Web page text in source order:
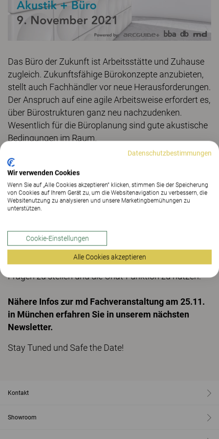
Das Büro der Zukunft ist Arbeitsstätte und Zuhause
zugleich. Zukunftsfähige Bürokonzepte anzubieten,
stellt auch Fachhändler vor neue Herausforderungen.
Der Anspruch auf eine agile Arbeitsweise erfordert es,
über Bürostrukturen ganz neu nachzudenken.
Wesentlich für die Büroplanung sind gute akustische
Bedingungen im Raum.
Am 9. November ab 10.00 Uhr erläutern Experten
unterschiedliche Aspekte für Planung, Ausstattung,
Design und Umsetzung.
Der Vortrag von Anne Engels „Corona und Akustik –
was hat sich geändert?“ beginnt um 16.00 Uhr.
Hier können Sie sich anmelden.
Die Teilnahme an der Live-Übertragung ist kostenlos.
Sie haben die Möglichkeit, nach den Referaten
Fragen zu stellen und die Chat-Funktion zu nutzen.
Nähere Infos zur md Fachveranstaltung am 25.11.
in München erfahren Sie in unserem nächsten
Newsletter.
Stay Tuned und Safe the Date!
Kontakt
Showroom
Datenschutzbestimmungen
Wir verwenden Cookies
Wenn Sie auf „Alle Cookies akzeptieren“ klicken, stimmen Sie der Speicherung
von Cookies auf Ihrem Gerät zu, um die Websitenavigation zu verbessern, die
Websitenutzung zu analysieren und unsere Marketingbemühungen zu
unterstützen.
Cookie-Einstellungen
Alle Cookies akzeptieren